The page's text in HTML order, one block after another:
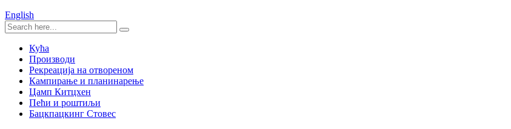
English
Кућа
Производи
Рекреација на отвореном
Кампирање и планинарење
Цамп Китцхен
Пећи и роштиљи
Бацкпацкинг Стовес